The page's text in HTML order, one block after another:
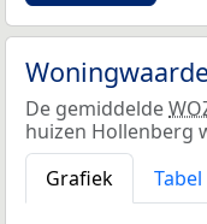
De gemiddelde
huizen Hollenberg
Grafiek
Tabel